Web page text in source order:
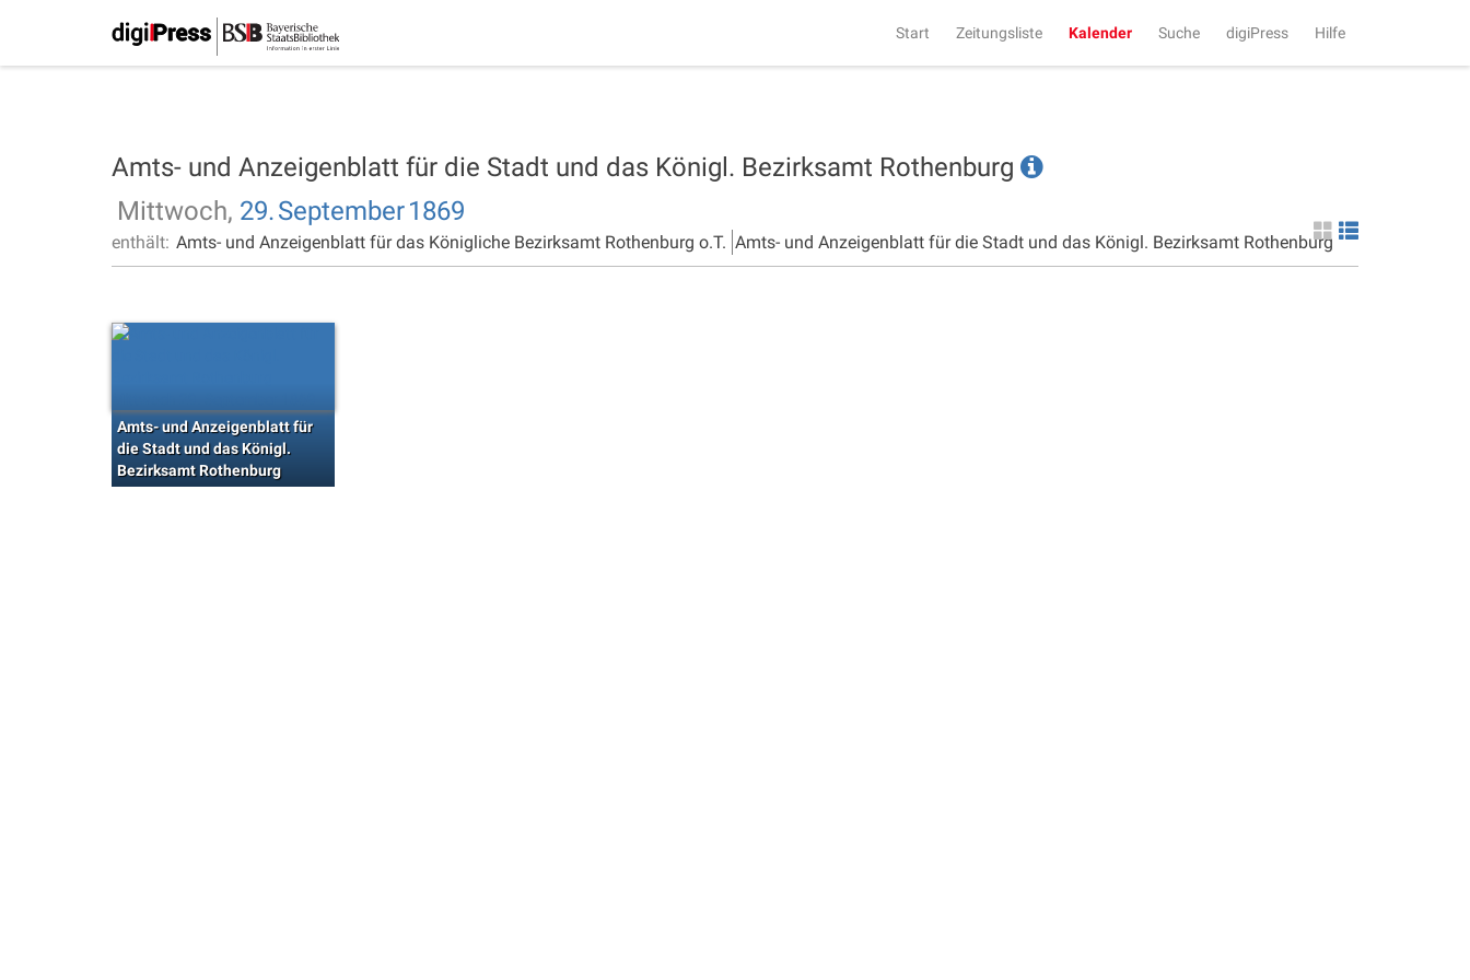
Start Zeitungsliste Kalender Suche digiPress Hilfe
Amts- und Anzeigenblatt für die Stadt und das Königl. Bezirksamt Rothenburg
Mittwoch, 29.September1869
enthält: Amts- und Anzeigenblatt für das Königliche Bezirksamt Rothenburg o.T. Amts- und Anzeigenblatt für die Stadt und das Königl. Bezirksamt Rothenburg
Amts- und Anzeigenblatt für
die Stadt und das Königl.
Bezirksamt Rothenburg